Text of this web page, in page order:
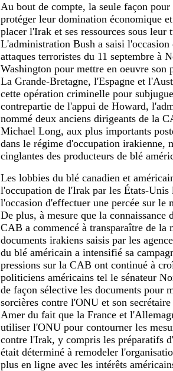
Au bout de compte, la seule façon
protéger leur domination économique
placer l'Irak et ses ressources sous leur
L'administration Bush a saisi
attaques terroristes du 11 septembre à
Washington pour mettre en oeuvre son
La Grande-Bretagne, l'Espagne et
cette opération criminelle pour
contrepartie de l'appui de Howard,
nommé deux anciens dirigeants de la
Michael Long, aux plus importants
dans le régime d'occupation irakienne,
cinglantes des producteurs de blé
Les lobbies du blé canadien et
l'occupation de l'Irak par les États-
l'occasion d'effectuer une percée sur le
De plus, à mesure que la connaissance
CAB a commencé à transparaître de la
documents irakiens saisis par les
du blé américain a intensifié sa
pressions sur la CAB ont continué à
politiciens américains tel le sénateur
de façon sélective les documents pour
sorcières contre l'ONU et son
Amer du fait que la France et
utiliser l'ONU pour contourner les
contre l'Irak, y compris les préparatifs
était déterminé à remodeler
plus en ligne avec les intérêts